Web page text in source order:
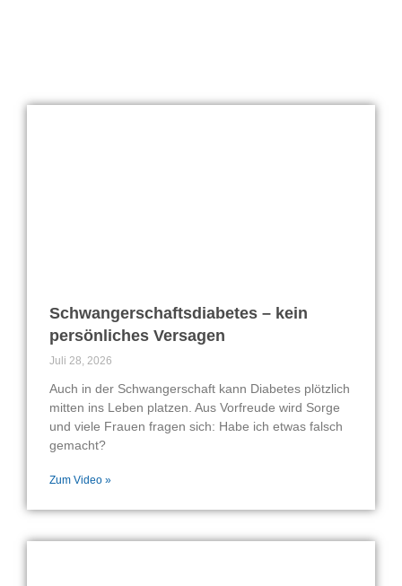
Schwangerschaftsdiabetes – kein
persönliches Versagen
Juli 28, 2026
Auch in der Schwangerschaft kann Diabetes plötzlich
mitten ins Leben platzen. Aus Vorfreude wird Sorge
und viele Frauen fragen sich: Habe ich etwas falsch
gemacht?
Zum Video »